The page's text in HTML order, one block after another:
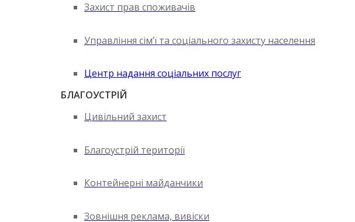
Захист прав споживачів
Управління сім’ї та соціального захисту населення
Центр надання соціальних послуг
БЛАГОУСТРІЙ
Цивільний захист
Благоустрій території
Контейнерні майданчики
Зовнішня реклама, вивіски